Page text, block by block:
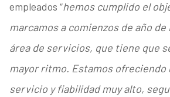
empleados “hemos cumplido el
marcamos a comienzos de año
área de servicios, que tiene que
mayor ritmo. Estamos ofreciendo
servicio y fiabilidad muy alto,